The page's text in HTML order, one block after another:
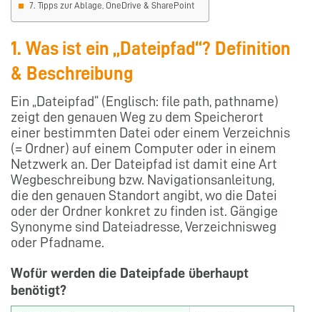
7. Tipps zur Ablage, OneDrive & SharePoint
1. Was ist ein „Dateipfad“? Definition
& Beschreibung
Ein „Dateipfad“ (Englisch: file path, pathname)
zeigt den genauen Weg zu dem Speicherort
einer bestimmten Datei oder einem Verzeichnis
(= Ordner) auf einem Computer oder in einem
Netzwerk an. Der Dateipfad ist damit eine Art
Wegbeschreibung bzw. Navigationsanleitung,
die den genauen Standort angibt, wo die Datei
oder der Ordner konkret zu finden ist. Gängige
Synonyme sind Dateiadresse, Verzeichnisweg
oder Pfadname.
Wofür werden die Dateipfade überhaupt
benötigt?